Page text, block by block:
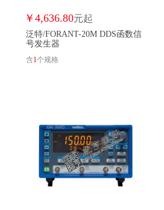
￥ 4,636.80元起
泛特/FORANT-20M DDS函数信
号发生器
含1个规格